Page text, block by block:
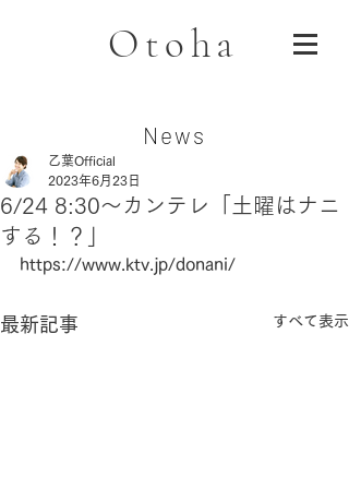
Otoha
News
6/24 8:30〜カンテレ「土曜はナニ
する！？」
乙葉Official
2023年6月23日
https://www.ktv.jp/donani/
最新記事 すべて表示